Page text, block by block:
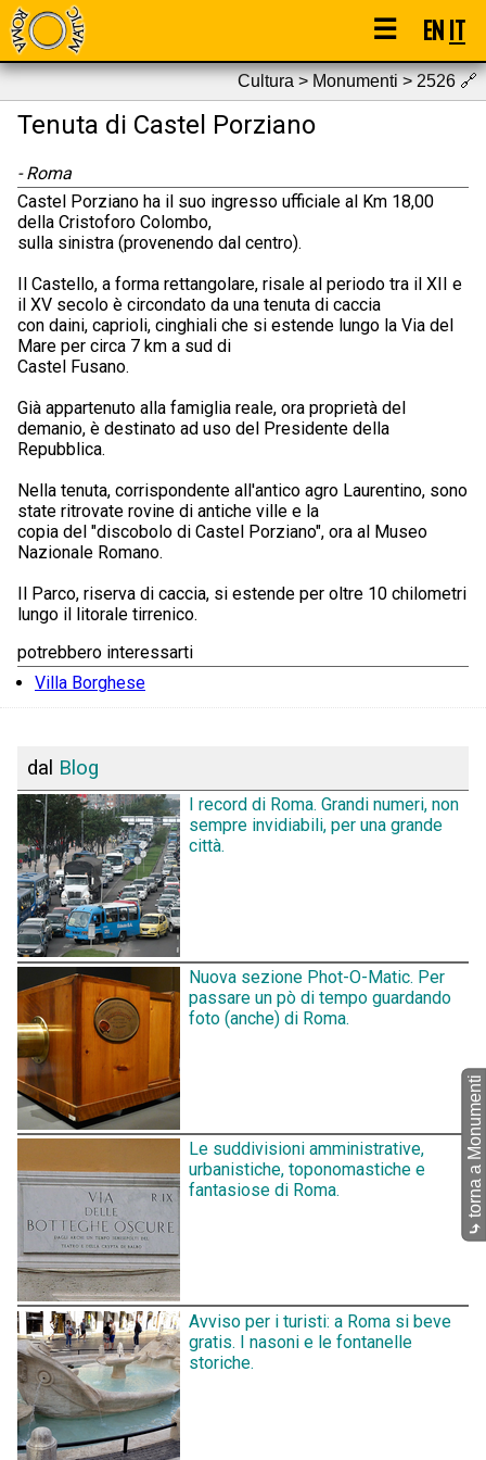
☰ ENIT
Cultura > Monumenti > 2526🔗
Tenuta di Castel Porziano
- Roma
Castel Porziano ha il suo ingresso ufficiale al Km 18,00
della Cristoforo Colombo,
sulla sinistra (provenendo dal centro).
Il Castello, a forma rettangolare, risale al periodo tra il XII e
il XV secolo è circondato da una tenuta di caccia
con daini, caprioli, cinghiali che si estende lungo la Via del
Mare per circa 7 km a sud di
Castel Fusano.
Già appartenuto alla famiglia reale, ora proprietà del
demanio, è destinato ad uso del Presidente della
Repubblica.
Nella tenuta, corrispondente all'antico agro Laurentino, sono
state ritrovate rovine di antiche ville e la
copia del "discobolo di Castel Porziano", ora al Museo
Nazionale Romano.
Il Parco, riserva di caccia, si estende per oltre 10 chilometri
lungo il litorale tirrenico.
potrebbero interessarti
Villa Borghese
dal Blog
I record di Roma. Grandi numeri, non
sempre invidiabili, per una grande
città.
Nuova sezione Phot-O-Matic. Per
passare un pò di tempo guardando
foto (anche) di Roma.
Le suddivisioni amministrative,
urbanistiche, toponomastiche e
fantasiose di Roma.
Avviso per i turisti: a Roma si beve
gratis. I nasoni e le fontanelle
storiche.
⤷
torna a Monumenti